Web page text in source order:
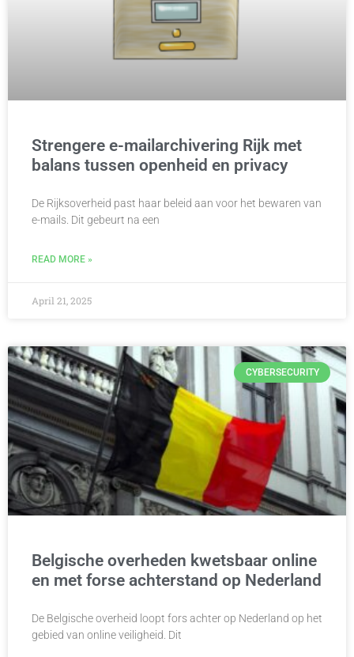
Strengere e-mailarchivering Rijk met
balans tussen openheid en privacy
De Rijksoverheid past haar beleid aan voor het bewaren van
e-mails. Dit gebeurt na een
READ MORE »
April 21, 2025
CYBERSECURITY
Belgische overheden kwetsbaar online
en met forse achterstand op Nederland
De Belgische overheid loopt fors achter op Nederland op het
gebied van online veiligheid. Dit